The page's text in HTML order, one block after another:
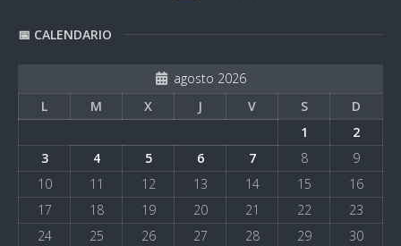
📅 CALENDARIO
agosto 2026
L
M X J V S
D
1
2
3
4 5 6 7 8
9
10
11 12 13 14 15
16
17
18 19 20 21 22
23
24
25 26 27 28 29 30